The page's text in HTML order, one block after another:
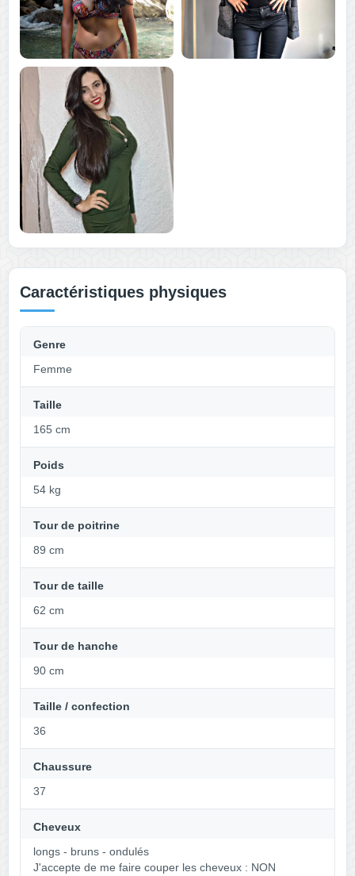
Caractéristiques physiques
Genre
Femme
Taille
165 cm
Poids
54 kg
Tour de poitrine
89 cm
Tour de taille
62 cm
Tour de hanche
90 cm
Taille / confection
36
Chaussure
37
Cheveux
longs - bruns - ondulés
J'accepte de me faire couper les cheveux : NON